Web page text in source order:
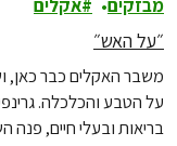
מבזקים אקלים
״על האש״
משבר האקלים כבר כאן,
על הטבע והכלכלה.
בריאות ובעלי חיים,